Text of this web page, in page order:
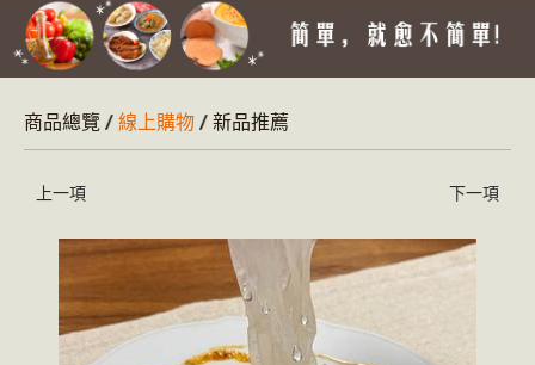
商品總覽 線上購物 新品推薦
上一項 下一項